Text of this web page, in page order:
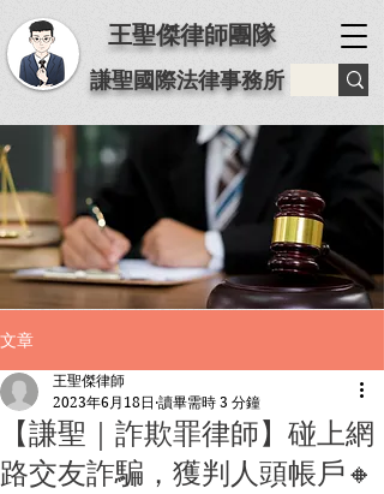
王聖傑律師團隊
謙聖國際法律事務所
文章
【謙聖｜詐欺罪律師】️碰上網
路交友詐騙，獲判人頭帳戶🔸
王聖傑律師
2023年6月18日 讀畢需時 3 分鐘